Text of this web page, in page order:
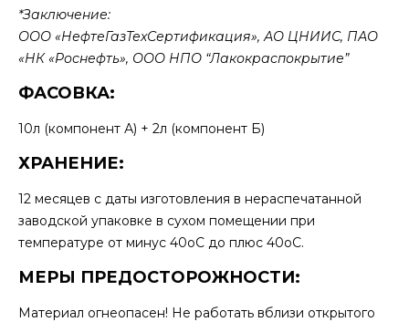
*Заключение:
ООО «НефтеГазТехСертификация», АО ЦНИИС, ПАО
«НК «Роснефть», ООО НПО “Лакокраспокрытие”
ФАСОВКА:
10л (компонент А) + 2л (компонент Б)
ХРАНЕНИЕ:
12 месяцев с даты изготовления в нераспечатанной
заводской упаковке в сухом помещении при
температуре от минус 40оС до плюс 40оС.
МЕРЫ ПРЕДОСТОРОЖНОСТИ:
Материал огнеопасен! Не работать вблизи открытого